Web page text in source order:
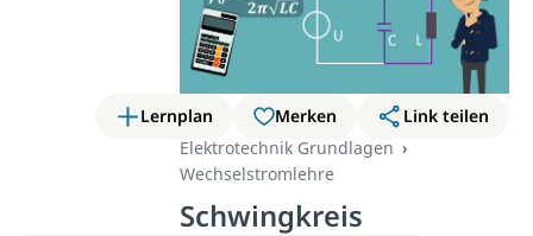
Lernplan Merken
Link teilen
Elektrotechnik Grundlagen
Wechselstromlehre
Schwingkreis